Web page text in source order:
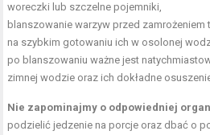
woreczki lub szczelne pojemniki,
blanszowanie warzyw przed
na szybkim gotowaniu ich w osolonej
po blanszowaniu ważne jest
zimnej wodzie oraz ich dokładne
Nie zapominajmy o odpowiedniej
podzielić jedzenie na porcje oraz dbać o